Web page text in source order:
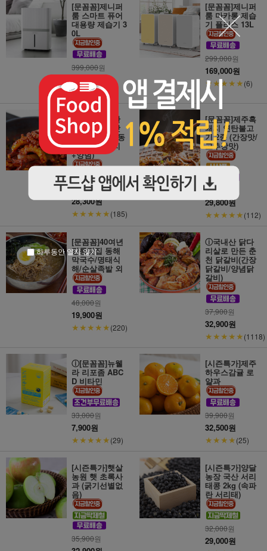
[문꼼꼼]제니퍼
룸 스마트 퓨어
대용량 제습기 3
0L
399,000원
269,000원
★★★★★
[문꼼꼼]제니퍼
룸 마카롱 제습
기 플러스 13L
299,000원
169,000원
★★★★★(6)
ⓘ오동통 실한
낙지와 감칠맛
가득 양념! 교동
낙지(손질낙지
+양념)
29,500 원
28,300원
★★★★★(185)
[문꼼꼼]제주흑
돼지 연탄불고
기 2종 (간장맛/
고추장맛)
35,600
29,800원
★★★★★(112)
[문꼼꼼]40여년
강릉맛집 동해
막국수/명태식
해/순살족발 외
48,000원
19,900원
★★★★★(220)
ⓘ국내산 닭다
리살로 만든 춘
천 닭갈비(간장
닭갈비/양념닭
갈비)
37,900원
32,900원
★★★★★(1118)
ⓘ[문꼼꼼]뉴웰
라 리포좀 ABC
D 비타민
33,000원
7,900원
★★★★★(29)
[시즌특가]제주
하우스감귤 로
얄과
39,900원
32,500원
★★★★(25)
[시즌특가]햇살
농원 햇 초록사
과 (굵기선별없
음)
35,900원
[시즌특가]양달
농장 국산 서리
태콩 2kg (속파
란 서리태)
32,000원
29,000원
하루동안 열지 않기